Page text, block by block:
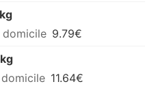
9.79€
11.64€